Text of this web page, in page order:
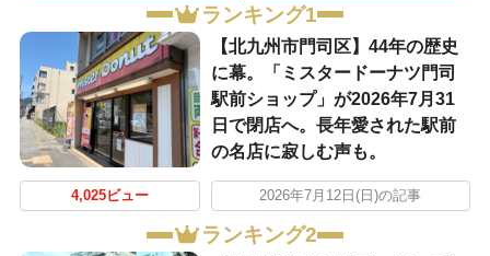
ランキング1
【北九州市門司区】44年の歴史
に幕。「ミスタードーナツ門司
駅前ショップ」が2026年7月31
日で閉店へ。長年愛された駅前
の名店に寂しむ声も。
4,025ビュー 2026年7月12日(日)の記事
ランキング2